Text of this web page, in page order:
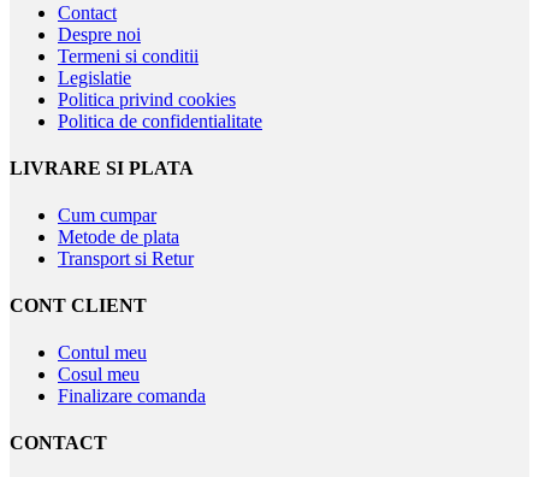
Contact
Despre noi
Termeni si conditii
Legislatie
Politica privind cookies
Politica de confidentialitate
LIVRARE SI PLATA
Cum cumpar
Metode de plata
Transport si Retur
CONT CLIENT
Contul meu
Cosul meu
Finalizare comanda
CONTACT